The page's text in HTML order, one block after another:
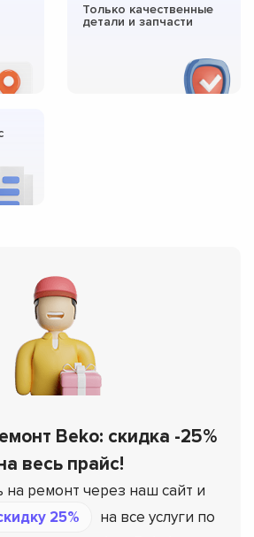
Только качественные
детали и запчасти
Beko: скидка -25%
весь прайс!
на ремонт через наш сайт и
25%
на все услуги по